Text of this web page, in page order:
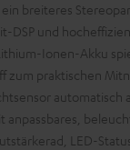
breiteres
DSP und
Ionen-Akku
zum praktischen
automatisch
anpassbares,
LED-